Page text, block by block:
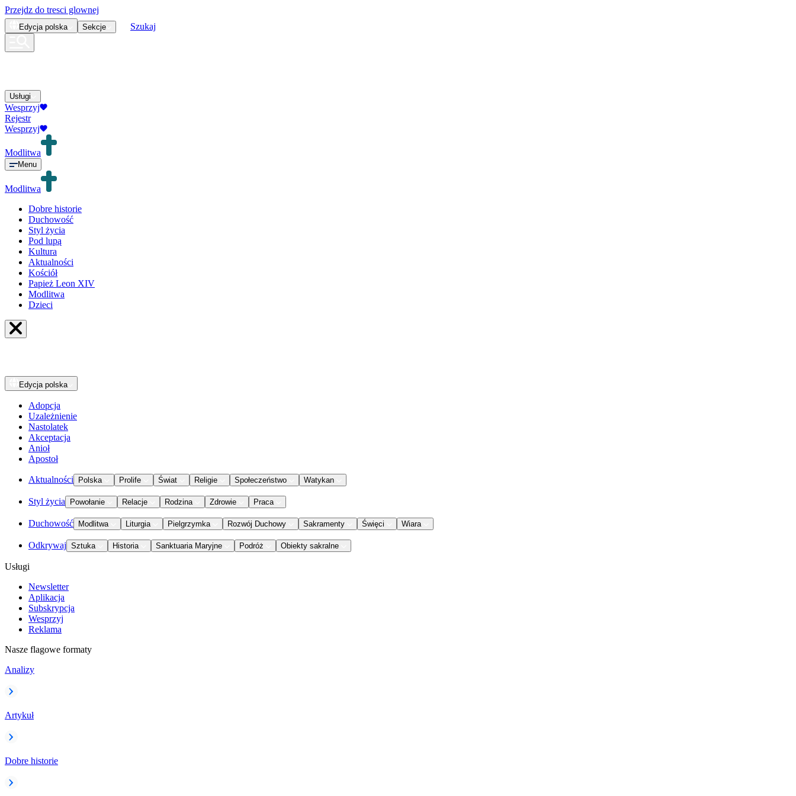
Przejdz do tresci glownej
Edycja polska Sekcje Szukaj
Usługi
Wesprzyj
Rejestr
Wesprzyj
Modlitwa
Menu
Modlitwa
Dobre historie
Duchowość
Styl życia
Pod lupą
Kultura
Aktualności
Kościół
Papież Leon XIV
Modlitwa
Dzieci
Edycja polska
Adopcja
Uzależnienie
Nastolatek
Akceptacja
Anioł
Apostoł
Aktualności Polska Prolife Świat Religie Społeczeństwo Watykan
Styl życia Powołanie Relacje Rodzina Zdrowie Praca
Duchowość Modlitwa Liturgia Pielgrzymka Rozwój Duchowy Sakramenty Święci Wiara
Odkrywaj Sztuka Historia Sanktuaria Maryjne Podróż Obiekty sakralne
Usługi
Newsletter
Aplikacja
Subskrypcja
Wesprzyj
Reklama
Nasze flagowe formaty
Analizy
Artykuł
Dobre historie